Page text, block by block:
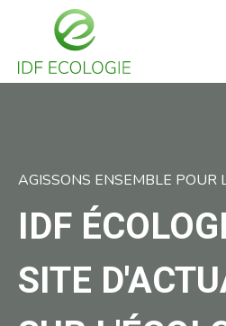
AGISSONS ENSEMBLE POUR
IDF
SITE